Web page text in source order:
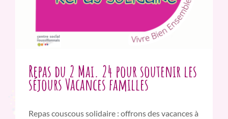
Repas du 2 Mai. 24 pour soutenir les
séjours Vacances familles
Repas couscous solidaire : offrons des vacances à